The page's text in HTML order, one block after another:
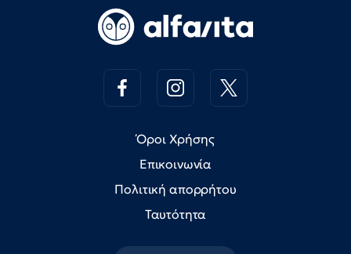
Όροι Χρήσης
Επικοινωνία
Πολιτική απορρήτου
Ταυτότητα